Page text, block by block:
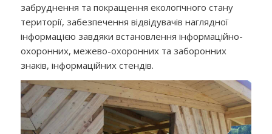
забруднення та покращення екологічного стану
території, забезпечення відвідувачів наглядної
інформацією завдяки встановлення інформаційно-
охоронних, межево-охоронних та заборонних
знаків, інформаційних стендів.